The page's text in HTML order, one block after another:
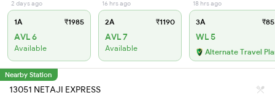
2 days ago
1A ₹1985
AVL 6
Available
16 hrs ago
2A ₹1190
AVL 7
Available
18 hrs ago
3A
WL 5
Alternate Travel
Nearby Station
13051 NETAJI EXPRESS